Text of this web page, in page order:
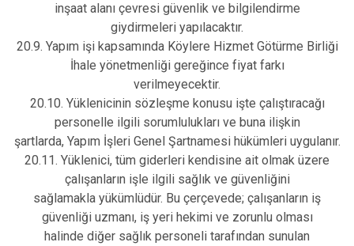
inşaat alanı çevresi güvenlik ve bilgilendirme
giydirmeleri yapılacaktır.
20.9. Yapım işi kapsamında Köylere Hizmet Götürme Birliği
İhale yönetmenliği gereğince fiyat farkı
verilmeyecektir.
20.10. Yüklenicinin sözleşme konusu işte çalıştıracağı
personelle ilgili sorumlulukları ve buna ilişkin
şartlarda, Yapım İşleri Genel Şartnamesi hükümleri uygulanır.
20.11. Yüklenici, tüm giderleri kendisine ait olmak üzere
çalışanların işle ilgili sağlık ve güvenliğini
sağlamakla yükümlüdür. Bu çerçevede; çalışanların iş
güvenliği uzmanı, iş yeri hekimi ve zorunlu olması
halinde diğer sağlık personeli tarafından sunulan